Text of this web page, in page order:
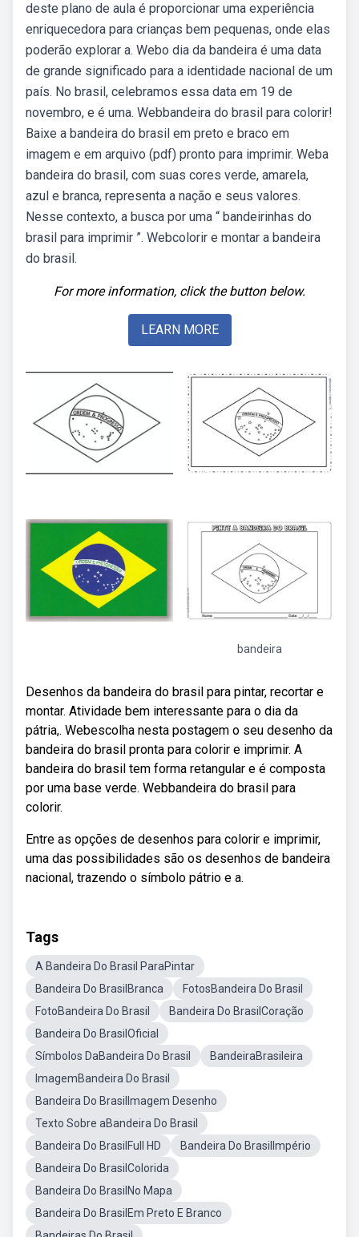
deste plano de aula é proporcionar uma experiência
enriquecedora para crianças bem pequenas, onde elas
poderão explorar a. Webo dia da bandeira é uma data
de grande significado para a identidade nacional de um
país. No brasil, celebramos essa data em 19 de
novembro, e é uma. Webbandeira do brasil para colorir!
Baixe a bandeira do brasil em preto e braco em
imagem e em arquivo (pdf) pronto para imprimir. Weba
bandeira do brasil, com suas cores verde, amarela,
azul e branca, representa a nação e seus valores.
Nesse contexto, a busca por uma “ bandeirinhas do
brasil para imprimir ”. Webcolorir e montar a bandeira
do brasil.
For more information, click the button below.
LEARN MORE
bandeira
Desenhos da bandeira do brasil para pintar, recortar e
montar. Atividade bem interessante para o dia da
pátria,. Webescolha nesta postagem o seu desenho da
bandeira do brasil pronta para colorir e imprimir. A
bandeira do brasil tem forma retangular e é composta
por uma base verde. Webbandeira do brasil para
colorir.
Entre as opções de desenhos para colorir e imprimir,
uma das possibilidades são os desenhos de bandeira
nacional, trazendo o símbolo pátrio e a.
Tags
A Bandeira Do Brasil ParaPintar
Bandeira Do BrasilBranca
FotosBandeira Do Brasil
FotoBandeira Do Brasil
Bandeira Do BrasilCoração
Bandeira Do BrasilOficial
Símbolos DaBandeira Do Brasil
BandeiraBrasileira
ImagemBandeira Do Brasil
Bandeira Do BrasilImagem Desenho
Texto Sobre aBandeira Do Brasil
Bandeira Do BrasilFull HD
Bandeira Do BrasilImpério
Bandeira Do BrasilColorida
Bandeira Do BrasilNo Mapa
Bandeira Do BrasilEm Preto E Branco